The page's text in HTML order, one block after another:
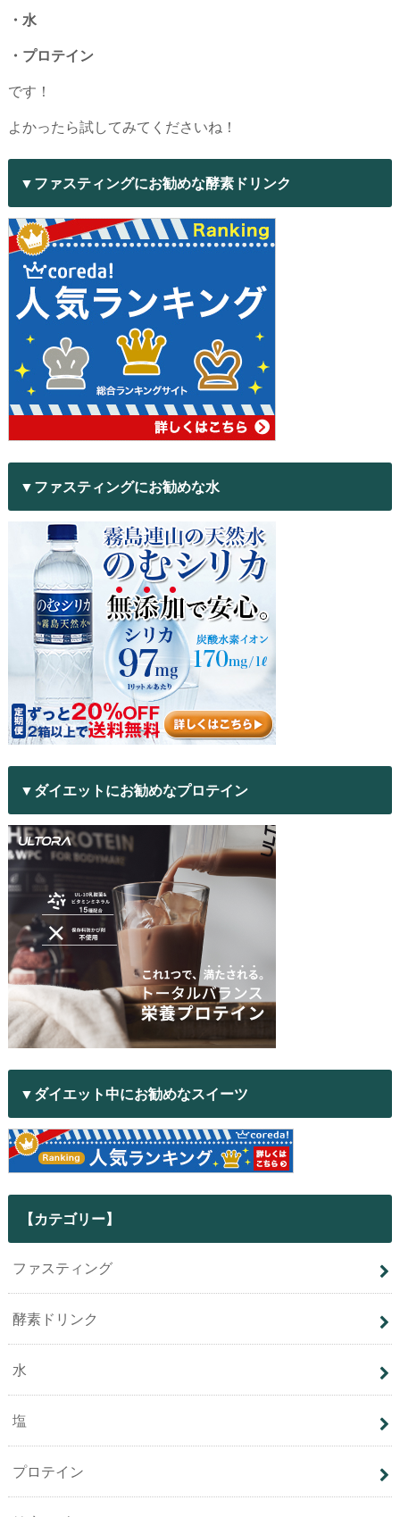
・水
・プロテイン
です！
よかったら試してみてくださいね！
▼ファスティングにお勧めな酵素ドリンク
▼ファスティングにお勧めな水
▼ダイエットにお勧めなプロテイン
▼ダイエット中にお勧めなスイーツ
【カテゴリー】
ファスティング
酵素ドリンク
水
塩
プロテイン